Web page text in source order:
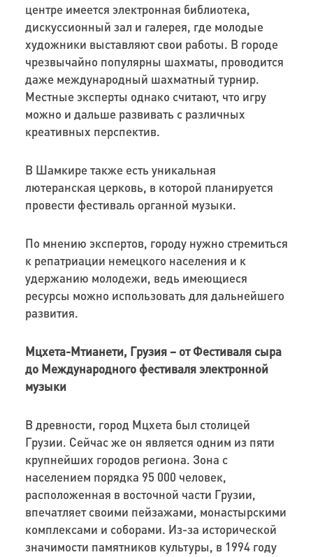
центре имеется электронная библиотека,
дискуссионный зал и галерея, где молодые
художники выставляют свои работы. В городе
чрезвычайно популярны шахматы, проводится
даже международный шахматный турнир.
Местные эксперты однако считают, что игру
можно и дальше развивать с различных
креативных перспектив.
В Шамкире также есть уникальная
лютеранская церковь, в которой планируется
провести фестиваль органной музыки.
По мнению экспертов, городу нужно стремиться
к репатриации немецкого населения и к
удержанию молодежи, ведь имеющиеся
ресурсы можно использовать для дальнейшего
развития.
Мцхета-Мтианети, Грузия – от Фестиваля сыра
до Международного фестиваля электронной
музыки
В древности, город Мцхета был столицей
Грузии. Сейчас же он является одним из пяти
крупнейших городов региона. Зона с
населением порядка 95 000 человек,
расположенная в восточной части Грузии,
впечатляет своими пейзажами, монастырскими
комплексами и соборами. Из-за исторической
значимости памятников культуры, в 1994 году